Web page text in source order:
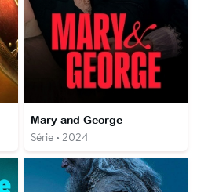
Mary and George
Série • 2024